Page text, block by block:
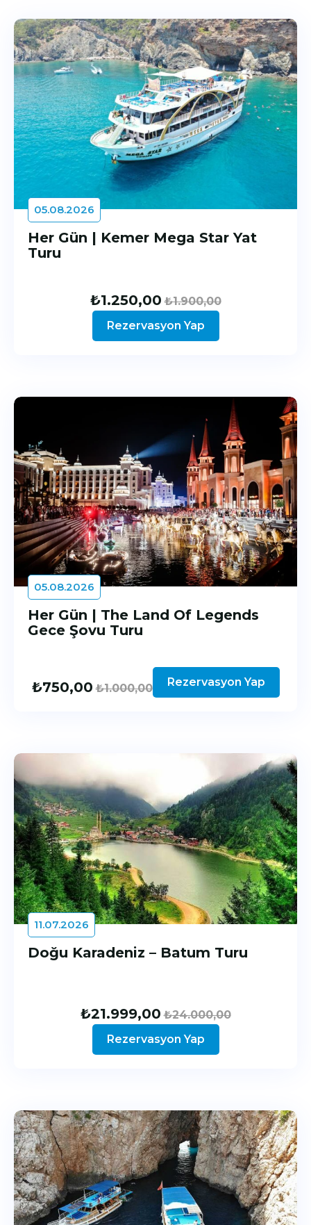
05.08.2026
Her Gün | Kemer Mega Star Yat
Turu
₺1.250,00 ₺1.900,00
Rezervasyon Yap
05.08.2026
Her Gün | The Land Of Legends
Gece Şovu Turu
₺750,00 ₺1.000,00 Rezervasyon Yap
11.07.2026
Doğu Karadeniz – Batum Turu
₺21.999,00 ₺24.000,00
Rezervasyon Yap